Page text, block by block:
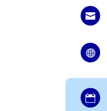


